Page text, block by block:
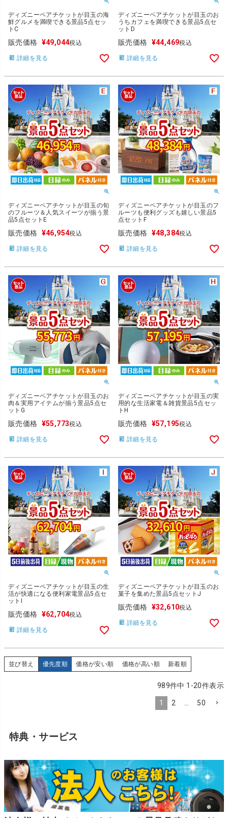
ディズニーペアチケットが目玉の海
鮮グルメを満喫できる景品5点セッ
トC
販売価格 ¥49,044税込
詳細を見る
ディズニーペアチケットが目玉のお
うちカフェを満喫できる景品5点セ
ットD
販売価格 ¥44,469税込
詳細を見る
ディズニーペアチケットが目玉の旬
のフルーツ＆人気スイーツが揃う景
品5点セットE
販売価格 ¥46,954税込
詳細を見る
ディズニーペアチケットが目玉のフ
ルーツも便利グッズも嬉しい景品5
点セットF
販売価格 ¥48,384税込
詳細を見る
ディズニーペアチケットが目玉のお
肉＆実用アイテムが揃う景品5点セ
ットG
販売価格 ¥55,773税込
詳細を見る
ディズニーペアチケットが目玉の実
用的な生活家電＆雑貨景品5点セッ
トH
販売価格 ¥57,195税込
詳細を見る
ディズニーペアチケットが目玉の生
活が快適になる便利家電景品5点セ
ットI
販売価格 ¥62,704税込
詳細を見る
ディズニーペアチケットが目玉のお
菓子を集めた景品5点セットJ
販売価格 ¥32,610税込
詳細を見る
並び替え 優先度順 価格が安い順 価格が高い順 新着順
989件中 1 -20件表示
1 2 50
特典・サービス